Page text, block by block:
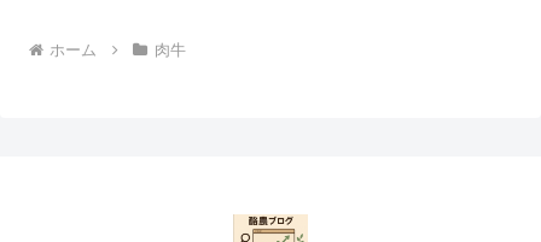
ホーム 肉牛